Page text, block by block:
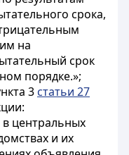
срока,
на
срок
порядке.»;
3 статьи 27
центральных
и их